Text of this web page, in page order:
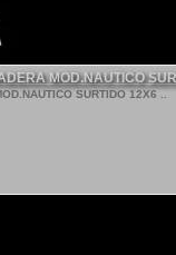
MOD.NAUTICO
SURTIDO 12X6 ..